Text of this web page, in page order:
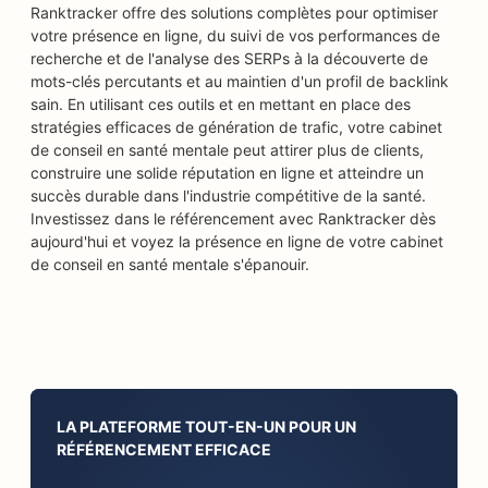
Ranktracker offre des solutions complètes pour optimiser
votre présence en ligne, du suivi de vos performances de
recherche et de l'analyse des SERPs à la découverte de
mots-clés percutants et au maintien d'un profil de backlink
sain. En utilisant ces outils et en mettant en place des
stratégies efficaces de génération de trafic, votre cabinet
de conseil en santé mentale peut attirer plus de clients,
construire une solide réputation en ligne et atteindre un
succès durable dans l'industrie compétitive de la santé.
Investissez dans le référencement avec Ranktracker dès
aujourd'hui et voyez la présence en ligne de votre cabinet
de conseil en santé mentale s'épanouir.
LA PLATEFORME TOUT-EN-UN POUR UN
RÉFÉRENCEMENT EFFICACE